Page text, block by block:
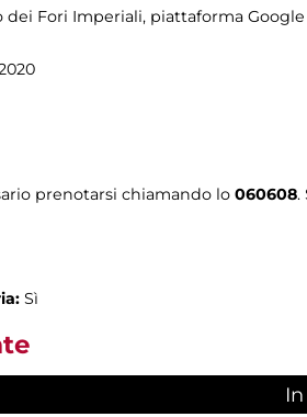
dei Fori Imperiali, piattaforma
prenotarsi chiamando lo 060608.
Sì